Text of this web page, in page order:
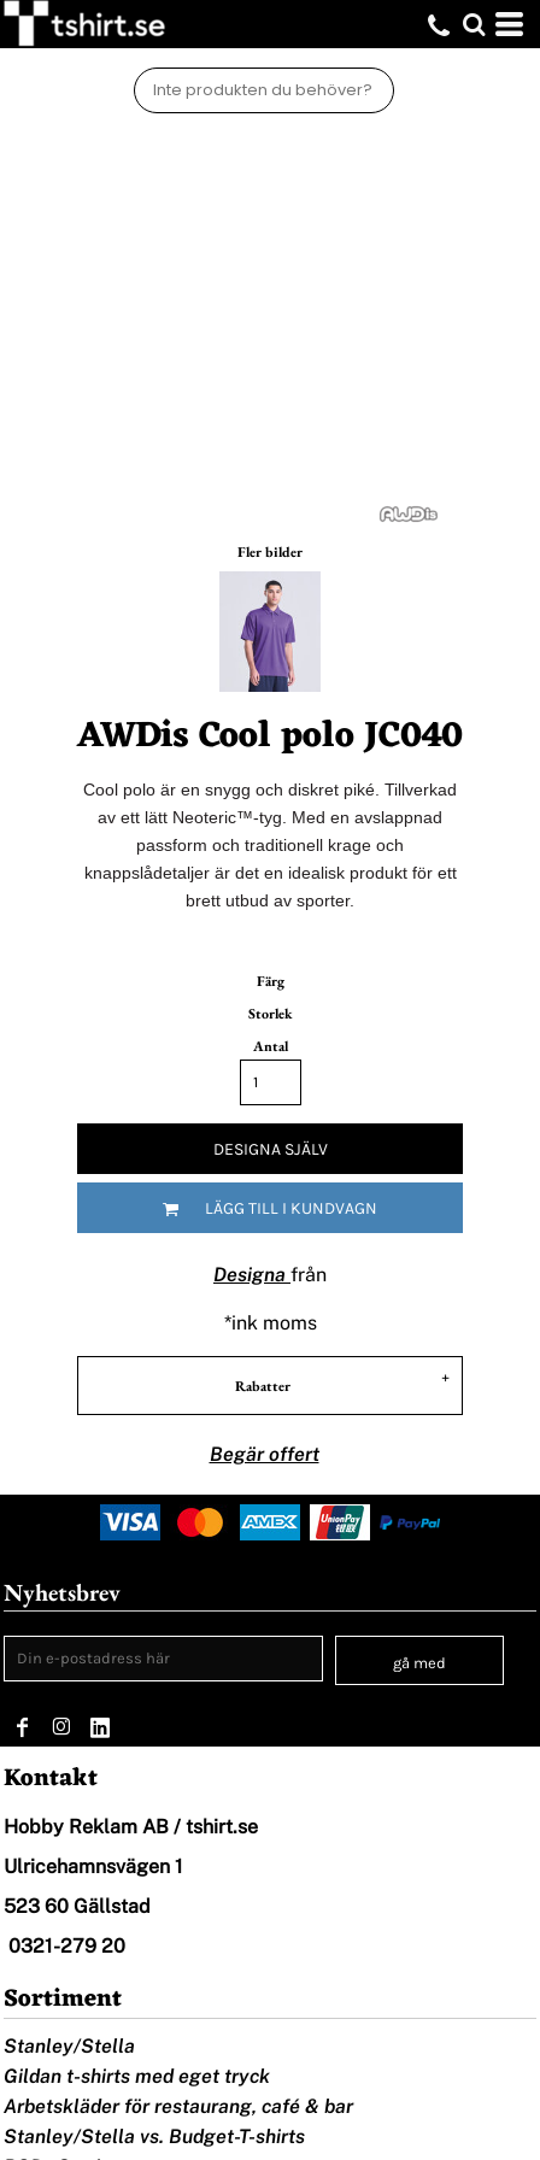
Fler bilder
AWDis Cool polo JC040
Cool polo är en snygg och diskret piké. Tillverkad
av ett lätt Neoteric™-tyg. Med en avslappnad
passform och traditionell krage och
knappslådetaljer är det en idealisk produkt för ett
brett utbud av sporter.
Färg
Storlek
Antal
DESIGNA SJÄLV
LÄGG TILL I KUNDVAGN
Designa från
*ink moms
Rabatter
Begär offert
Nyhetsbrev
gå med
Kontakt
Hobby Reklam AB / tshirt.se
Ulricehamnsvägen 1
523 60 Gällstad
0321-279 20
Sortiment
Stanley/Stella
Gildan t-shirts med eget tryck
Arbetskläder för restaurang, café & bar
Stanley/Stella vs. Budget-T-shirts